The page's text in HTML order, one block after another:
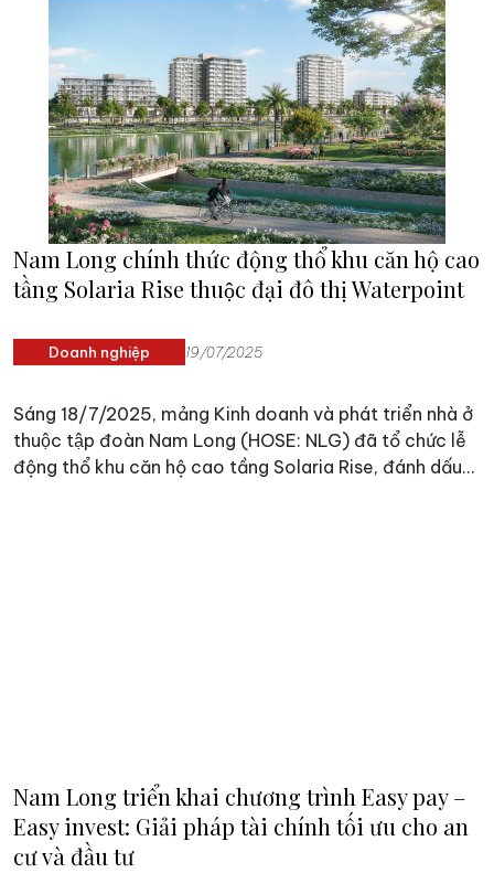
Nam Long chính thức động thổ khu căn hộ cao
tầng Solaria Rise thuộc đại đô thị Waterpoint
Doanh nghiệp 19/07/2025
Sáng 18/7/2025, mảng Kinh doanh và phát triển nhà ở
thuộc tập đoàn Nam Long (HOSE: NLG) đã tổ chức lễ
động thổ khu căn hộ cao tầng Solaria Rise, đánh dấu
Nam Long triển khai chương trình Easy pay –
Easy invest: Giải pháp tài chính tối ưu cho an
cư và đầu tư